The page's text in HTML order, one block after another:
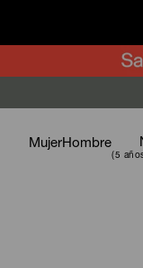
MujerHombre